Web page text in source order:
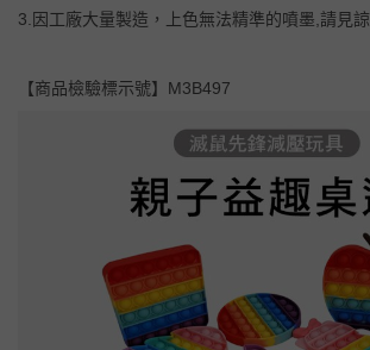
3.因工廠大量製造，上色無法精準的噴墨,請見諒
【商品檢驗標示號】M3B497